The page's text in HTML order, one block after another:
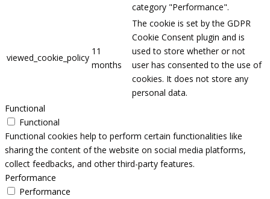
category "Performance".
viewed_cookie_policy
11
months
The cookie is set by the GDPR
Cookie Consent plugin and is
used to store whether or not
user has consented to the use of
cookies. It does not store any
personal data.
Functional
Functional
Functional cookies help to perform certain functionalities like
sharing the content of the website on social media platforms,
collect feedbacks, and other third-party features.
Performance
Performance